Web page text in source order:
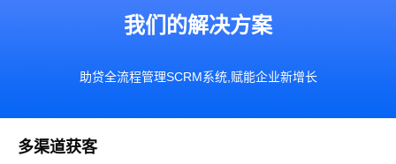
我们的解决方案
助贷全流程管理SCRM系统,赋能企业新增长
多渠道获客